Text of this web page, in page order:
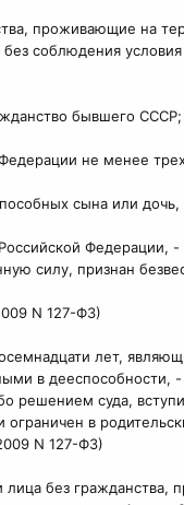
проживающие на
соблюдения
бывшего СССР;
не менее
сына или
Федерации,
силу, признан
N 127-ФЗ)
лет,
в дееспособности,
решением суда,
в
N 127-ФЗ)
без гражданства,